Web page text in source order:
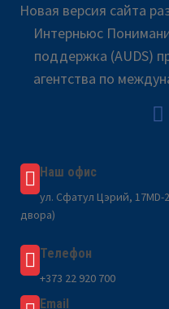
Новая версия сайта
Интерньюс
поддержка (AUDS)
агентства по
Наш офис
ул. Сфатул Цэрий,
двора)
Телефон
+373 22 920 700
Email